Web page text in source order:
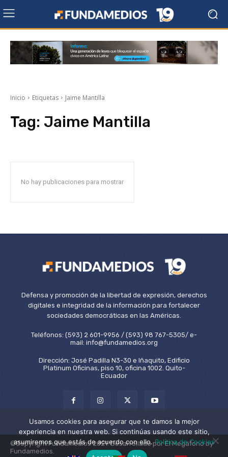
Inicio Etiquetas Jaime Mantilla
Tag: Jaime Mantilla
No hay publicaciones para mostrar
Defensa y promoción de la libertad de expresión, derechos
digitales e integridad de la información para fortalecer
sociedades democráticas en las Américas.
Teléfonos: (593) 2 601-9956 / (593) 98 767-5305/ e-
mail: info@fundamedios.org
Dirección: José Padilla N3-30 e Iñaquito, Edificio
Platinum Oficinas, piso 10, oficina 1002. Quito-
Ecuador
©Copyright Fundamedios 2021. Desarrollado por El Megáfono by
Fundamedios.
Usamos cookies para asegurar que te damos la mejor
experiencia en nuestra web. Si continúas usando este sitio,
asumiremos que estás de acuerdo con ello.Política de Cookies